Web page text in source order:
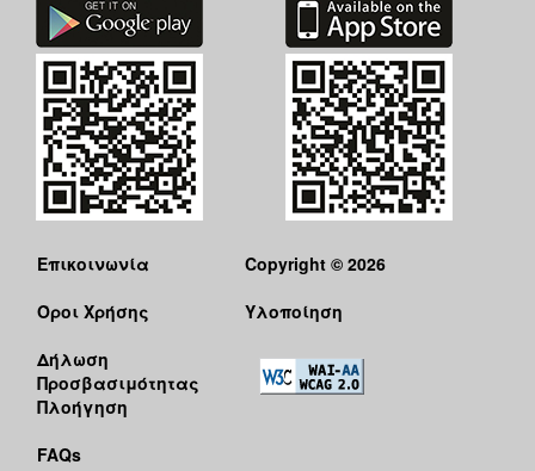
Επικοινωνία
Όροι Χρήσης
Δήλωση
Προσβασιμότητας
Πλοήγηση
FAQs
Copyright © 2026
Υλοποίηση